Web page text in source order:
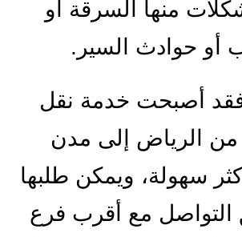
منها السرقة أو
أو حوادث السير.
فقد أصبحت خدمة نقل
من الرياض إلى مدن
سهولة، ويمكن طلبها
مع أقرب فرع